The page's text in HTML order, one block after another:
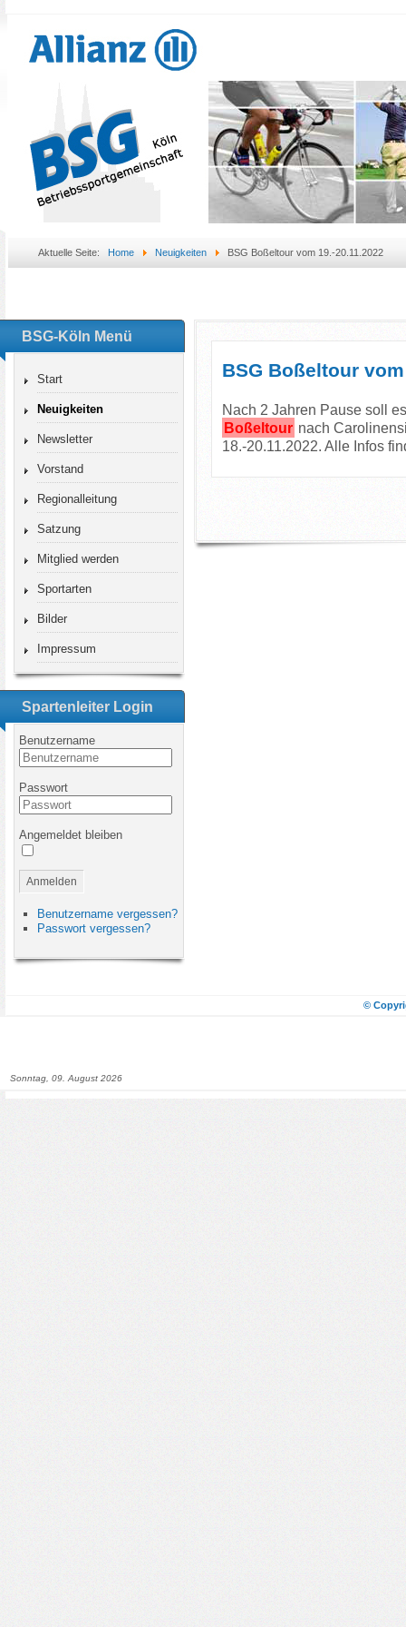
Aktuelle Seite:Home Neuigkeiten BSG Boßeltour vom 19.-20.11.2022
BSG-Köln Menü
Start
Neuigkeiten
Newsletter
Vorstand
Regionalleitung
Satzung
Mitglied werden
Sportarten
Bilder
Impressum
Spartenleiter Login
Benutzername
Passwort
Angemeldet bleiben
Anmelden
Benutzername vergessen?
Passwort vergessen?
BSG Boßeltour
Nach 2 Jahren Pause soll
Boßeltour nach
18.-20.11.2022. Alle Infos
©
Sonntag, 09. August 2026